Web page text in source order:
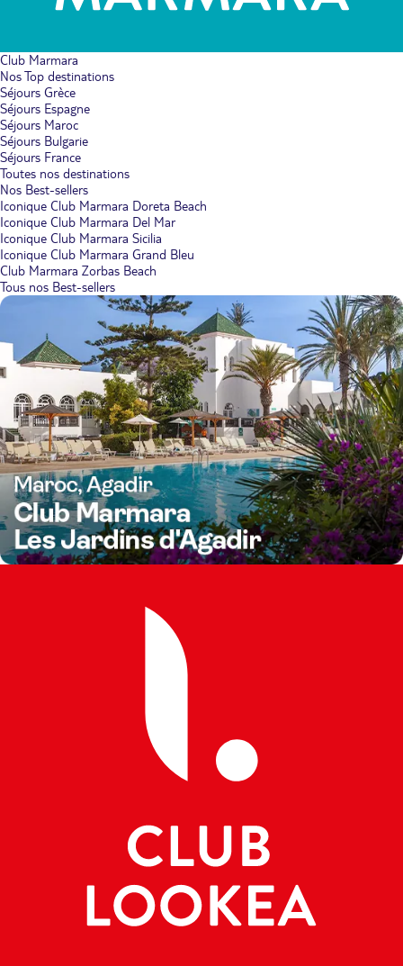
Club Marmara
Nos Top destinations
Séjours Grèce
Séjours Espagne
Séjours Maroc
Séjours Bulgarie
Séjours France
Toutes nos destinations
Nos Best-sellers
Iconique Club Marmara Doreta Beach
Iconique Club Marmara Del Mar
Iconique Club Marmara Sicilia
Iconique Club Marmara Grand Bleu
Club Marmara Zorbas Beach
Tous nos Best-sellers